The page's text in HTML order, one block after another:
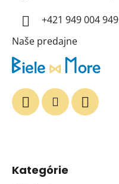
+421 949 004 949
Naše predajne
Kategórie